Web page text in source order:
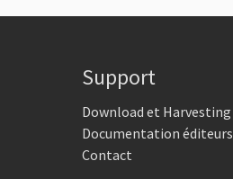
Support
Download et Harvesting
Documentation éditeurs
Contact